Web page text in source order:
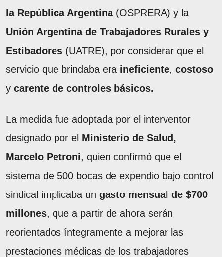
la República Argentina (OSPRERA) y la
Unión Argentina de Trabajadores Rurales y
Estibadores (UATRE), por considerar que el
servicio que brindaba era ineficiente, costoso
y carente de controles básicos.
La medida fue adoptada por el interventor
designado por el Ministerio de Salud,
Marcelo Petroni, quien confirmó que el
sistema de 500 bocas de expendio bajo control
sindical implicaba un gasto mensual de $700
millones, que a partir de ahora serán
reorientados íntegramente a mejorar las
prestaciones médicas de los trabajadores